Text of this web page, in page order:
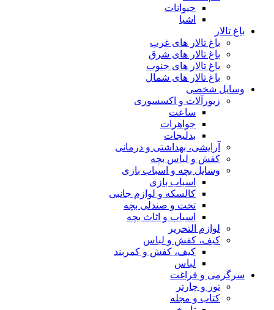
حیوانات
اشیا
باغ تالار
باغ تالار های غرب
باغ تالار های شرق
باغ تالار های جنوب
باغ تالار های شمال
وسایل شخصی
زیورآلات و اکسسوری
ساعت
جواهرات
بدلیجات
آرایشی، بهداشتی و درمانی
کفش و لباس بچه
وسایل بچه و اسباب بازی
اسباب بازی
کالسکه و لوازم جانبی
تخت و صندلی بچه
اسباب و اثاث بچه
لوازم التحریر
کیف، کفش و لباس
کیف، کفش و کمربند
لباس
سرگرمی و فراغت
تور و چارتر
کتاب و مجله